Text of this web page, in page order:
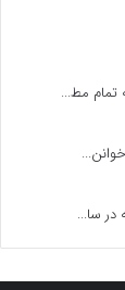
مط...
سا...